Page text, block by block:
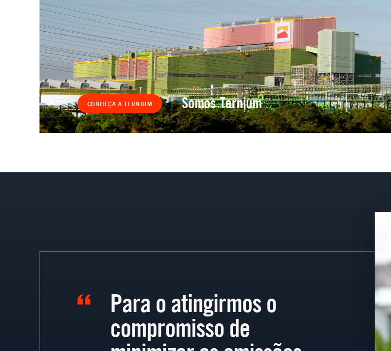
CONHEÇA A TERNIUM Somos Ternium
Para o atingirmos o
compromisso de